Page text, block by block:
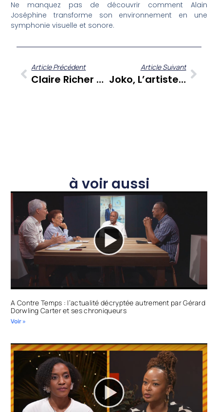
Ne manquez pas de découvrir comment Alain
Joséphine transforme son environnement en une
symphonie visuelle et sonore.
Article Précédent
Claire Richer Révèle Alain Joséphine, Le Poète-Peintre De Régale, En Martinique
Article Suivant
Joko, L’artiste Martiniquais Derrière L’Autre Malavoi, Partage Ses Colères Et Espoirs Sur Zitata TV
à voir aussi
A Contre Temps : l’actualité décryptée autrement par Gérard
Dorwling Carter et ses chroniqueurs
Voir »